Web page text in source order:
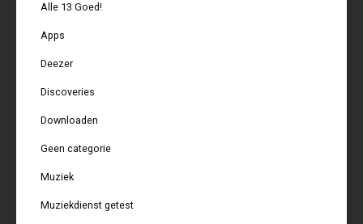
Alle 13 Goed!
Apps
Deezer
Discoveries
Downloaden
Geen categorie
Muziek
Muziekdienst getest